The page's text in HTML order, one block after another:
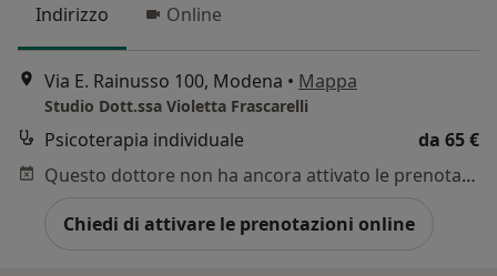
Indirizzo Online
Via E. Rainusso 100, Modena • Mappa
Studio Dott.ssa Violetta Frascarelli
Psicoterapia individuale
da 65 €
Questo dottore non ha ancora attivato le prenotazioni online presso questo indirizzo.
Chiedi di attivare le prenotazioni online